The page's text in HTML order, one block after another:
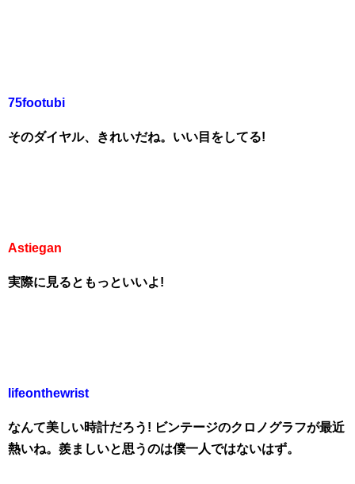
75footubi
そのダイヤル、きれいだね。いい目をしてる!
Astiegan
実際に見るともっといいよ!
lifeonthewrist
なんて美しい時計だろう! ビンテージのクロノグラフが最近
熱いね。羨ましいと思うのは僕一人ではないはず。